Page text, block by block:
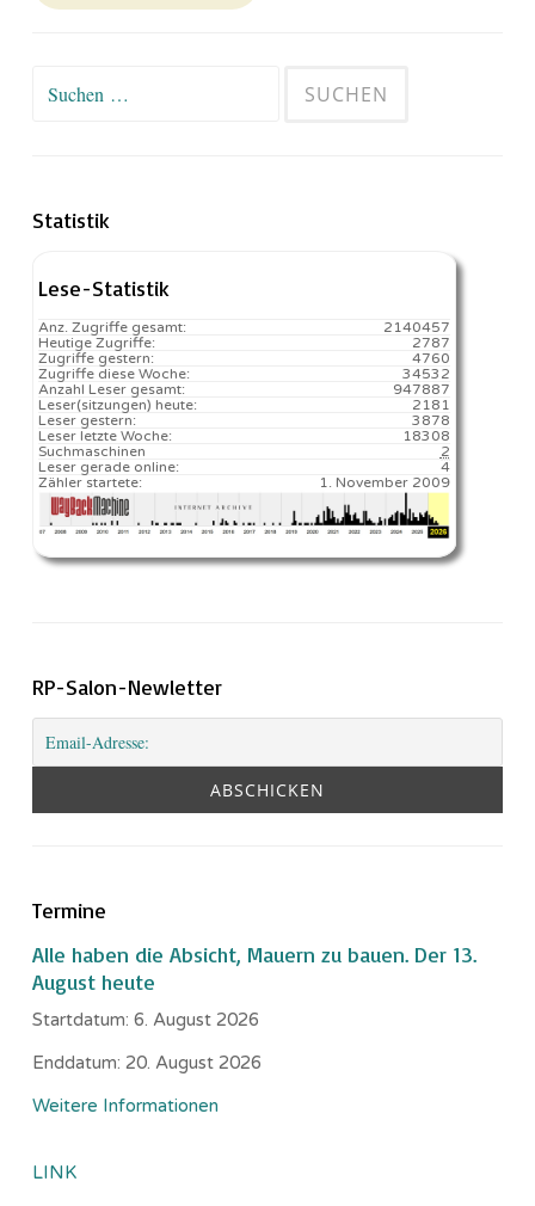
Suchen
Statistik
Lese-Statistik
2140457
Anz. Zugriffe gesamt:
2787
Heutige Zugriffe:
4760
Zugriffe gestern:
34532
Zugriffe diese Woche:
947887
Anzahl Leser gesamt:
2181️
Leser(sitzungen) heute:
3878
Leser gestern:
18308️
Leser letzte Woche:
2
Suchmaschinen
4
Leser gerade online:
1. November 2009
Zähler startete:
RP-Salon-Newletter
Termine
Alle haben die Absicht, Mauern zu bauen. Der 13.
August heute
Startdatum: 6. August 2026
Enddatum: 20. August 2026
Weitere Informationen
LINK